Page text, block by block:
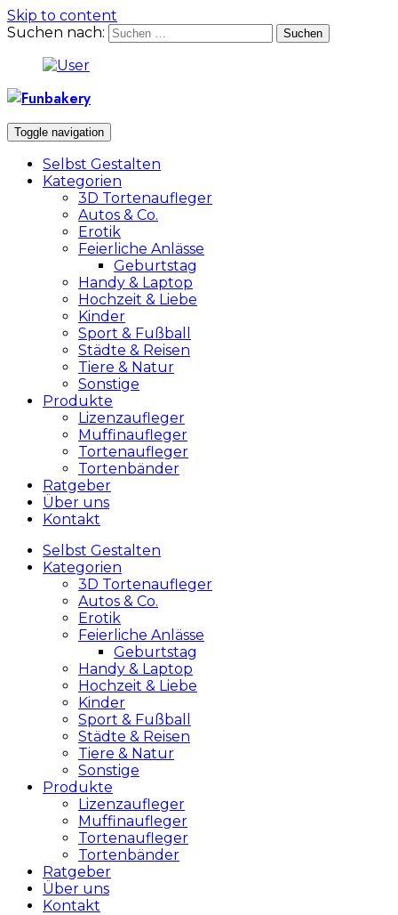
Skip to content
Suchen nach:
Toggle navigation
Selbst Gestalten
Kategorien
3D Tortenaufleger
Autos & Co.
Erotik
Feierliche Anlässe
Geburtstag
Handy & Laptop
Hochzeit & Liebe
Kinder
Sport & Fußball
Städte & Reisen
Tiere & Natur
Sonstige
Produkte
Lizenzaufleger
Muffinaufleger
Tortenaufleger
Tortenbänder
Ratgeber
Über uns
Kontakt
Selbst Gestalten
Kategorien
3D Tortenaufleger
Autos & Co.
Erotik
Feierliche Anlässe
Geburtstag
Handy & Laptop
Hochzeit & Liebe
Kinder
Sport & Fußball
Städte & Reisen
Tiere & Natur
Sonstige
Produkte
Lizenzaufleger
Muffinaufleger
Tortenaufleger
Tortenbänder
Ratgeber
Über uns
Kontakt